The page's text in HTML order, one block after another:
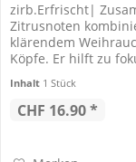
zirb.Erfrischt|
Zitrusnoten
klärendem
Köpfe. Er hilft zu
Inhalt 1 Stück
CHF 16.90 *